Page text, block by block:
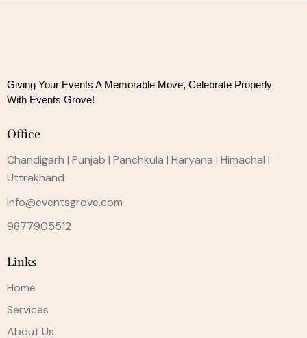
Giving Your Events A Memorable Move, Celebrate Properly
With Events Grove!
Office
Chandigarh | Punjab | Panchkula | Haryana | Himachal |
Uttrakhand
info@eventsgrove.com
9877905512
Links
Home
Services
About Us